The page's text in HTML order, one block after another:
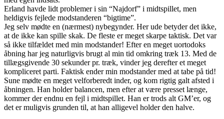
Erland havde lidt problemer i sin “Najdorf” i midtspillet, men
heldigvis fejlede modstanderen “bigtime”.
Jeg selv mødte en (nærmest) nybegynder. Her ude betyder det ikke,
at de ikke kan spille skak. De fleste er meget skarpe taktisk. Det var
så ikke tilfældet med min modstander! Efter en meget uortodoks
åbning har jeg naturligvis brugt al min tid omkring træk 13. Med de
tillægsgivende 30 sekunder pr. træk, vinder jeg derefter et meget
kompliceret parti. Faktisk ender min modstander med at tabe på tid!
Sune mødte en meget velforberedt inder, og kom rigtig galt afsted i
åbningen. Han holder balancen, men efter at være presset længe,
kommer der endnu en fejl i midtspillet. Han er trods alt GM’er, og
det er muligvis grunden til, at han alligevel holder den halve.